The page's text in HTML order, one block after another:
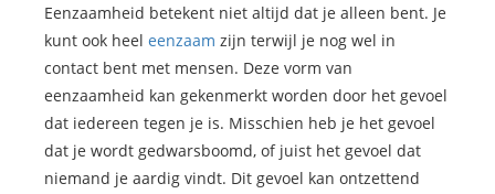
Eenzaamheid betekent niet altijd dat je alleen bent. Je
kunt ook heel eenzaam zijn terwijl je nog wel in
contact bent met mensen. Deze vorm van
eenzaamheid kan gekenmerkt worden door het gevoel
dat iedereen tegen je is. Misschien heb je het gevoel
dat je wordt gedwarsboomd, of juist het gevoel dat
niemand je aardig vindt. Dit gevoel kan ontzettend